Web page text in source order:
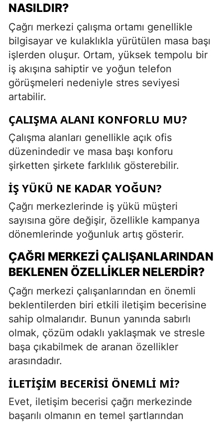
NASILDIR?
Çağrı merkezi çalışma ortamı genellikle
bilgisayar ve kulaklıkla yürütülen masa başı
işlerden oluşur. Ortam, yüksek tempolu bir
iş akışına sahiptir ve yoğun telefon
görüşmeleri nedeniyle stres seviyesi
artabilir.
ÇALIŞMA ALANI KONFORLU MU?
Çalışma alanları genellikle açık ofis
düzenindedir ve masa başı konforu
şirketten şirkete farklılık gösterebilir.
İŞ YÜKÜ NE KADAR YOĞUN?
Çağrı merkezlerinde iş yükü müşteri
sayısına göre değişir, özellikle kampanya
dönemlerinde yoğunluk artış gösterir.
ÇAĞRI MERKEZI ÇALIŞANLARINDAN
BEKLENEN ÖZELLIKLER NELERDIR?
Çağrı merkezi çalışanlarından en önemli
beklentilerden biri etkili iletişim becerisine
sahip olmalarıdır. Bunun yanında sabırlı
olmak, çözüm odaklı yaklaşmak ve stresle
başa çıkabilmek de aranan özellikler
arasındadır.
İLETIŞIM BECERISI ÖNEMLI MI?
Evet, iletişim becerisi çağrı merkezinde
başarılı olmanın en temel şartlarından